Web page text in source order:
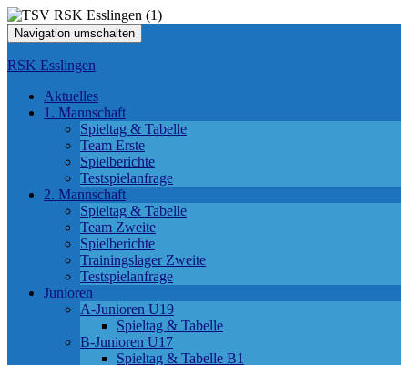
Navigation umschalten
RSK Esslingen
Aktuelles
1. Mannschaft
Spieltag & Tabelle
Team Erste
Spielberichte
Testspielanfrage
2. Mannschaft
Spieltag & Tabelle
Team Zweite
Spielberichte
Trainingslager Zweite
Testspielanfrage
Junioren
A-Junioren U19
Spieltag & Tabelle
B-Junioren U17
Spieltag & Tabelle B1